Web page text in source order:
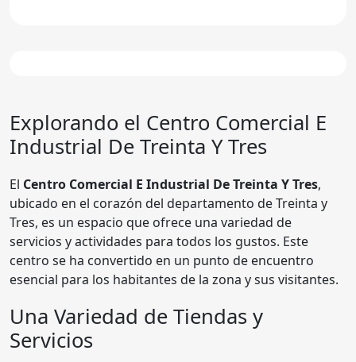
Explorando el Centro Comercial E
Industrial De Treinta Y Tres
El Centro Comercial E Industrial De Treinta Y Tres,
ubicado en el corazón del departamento de Treinta y
Tres, es un espacio que ofrece una variedad de
servicios y actividades para todos los gustos. Este
centro se ha convertido en un punto de encuentro
esencial para los habitantes de la zona y sus visitantes.
Una Variedad de Tiendas y
Servicios